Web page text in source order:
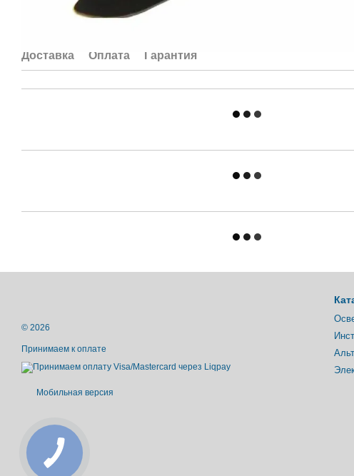
Доставка Оплата Гарантия
© 2026
Принимаем к оплате
Мобильная версия